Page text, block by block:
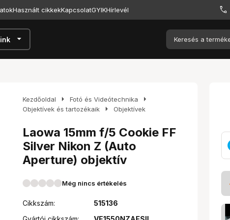
Használt cikkekKapcsolatGYIKHírlevél
arrow_drop_down
Kezdőoldal arrow_right Fotó és Videótechnika arrow_right
Objektívek és tartozékaik arrow_right Objektívek
Laowa 15mm f/5 Cookie FF
Silver Nikon Z (Auto
Aperture) objektív
Még nincs értékelés
Cikkszám:
515136